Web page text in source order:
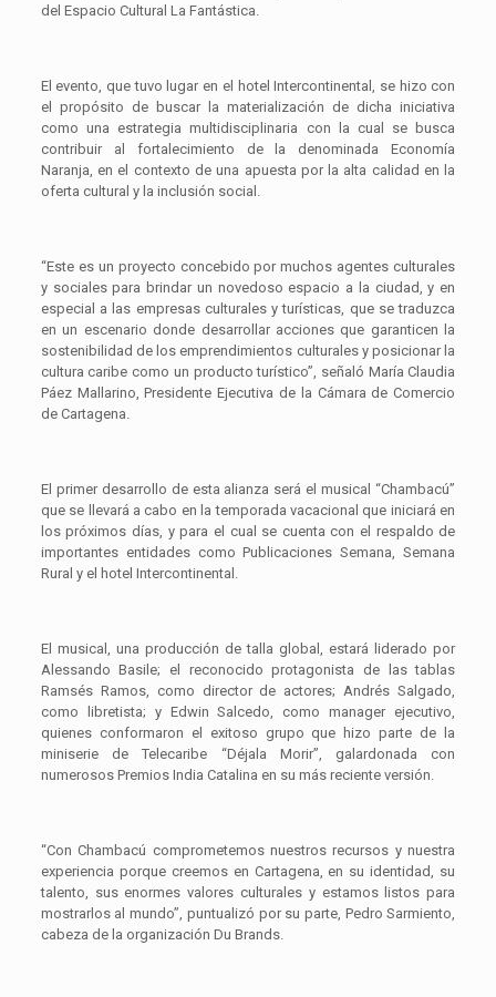
del Espacio Cultural La Fantástica.
El evento, que tuvo lugar en el hotel Intercontinental, se hizo con
el propósito de buscar la materialización de dicha iniciativa
como una estrategia multidisciplinaria con la cual se busca
contribuir al fortalecimiento de la denominada Economía
Naranja, en el contexto de una apuesta por la alta calidad en la
oferta cultural y la inclusión social.
“Este es un proyecto concebido por muchos agentes culturales
y sociales para brindar un novedoso espacio a la ciudad, y en
especial a las empresas culturales y turísticas, que se traduzca
en un escenario donde desarrollar acciones que garanticen la
sostenibilidad de los emprendimientos culturales y posicionar la
cultura caribe como un producto turístico”, señaló María Claudia
Páez Mallarino, Presidente Ejecutiva de la Cámara de Comercio
de Cartagena.
El primer desarrollo de esta alianza será el musical “Chambacú”
que se llevará a cabo en la temporada vacacional que iniciará en
los próximos días, y para el cual se cuenta con el respaldo de
importantes entidades como Publicaciones Semana, Semana
Rural y el hotel Intercontinental.
El musical, una producción de talla global, estará liderado por
Alessando Basile; el reconocido protagonista de las tablas
Ramsés Ramos, como director de actores; Andrés Salgado,
como libretista; y Edwin Salcedo, como manager ejecutivo,
quienes conformaron el exitoso grupo que hizo parte de la
miniserie de Telecaribe “Déjala Morir”, galardonada con
numerosos Premios India Catalina en su más reciente versión.
“Con Chambacú comprometemos nuestros recursos y nuestra
experiencia porque creemos en Cartagena, en su identidad, su
talento, sus enormes valores culturales y estamos listos para
mostrarlos al mundo”, puntualizó por su parte, Pedro Sarmiento,
cabeza de la organización Du Brands.